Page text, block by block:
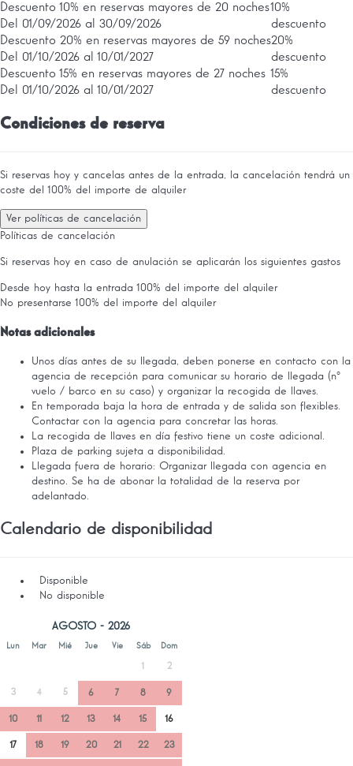
Descuento 10% en reservas mayores de 20 noches
Del 01/09/2026 al 30/09/2026
10%
descuento
Descuento 20% en reservas mayores de 59 noches
Del 01/10/2026 al 10/01/2027
20%
descuento
Descuento 15% en reservas mayores de 27 noches
Del 01/10/2026 al 10/01/2027
15%
descuento
Condiciones de reserva
Si reservas hoy y cancelas antes de la entrada, la cancelación tendrá un
coste del 100% del importe de alquiler
Ver políticas de cancelación
Políticas de cancelación
Si reservas hoy en caso de anulación se aplicarán los siguientes gastos
Desde hoy hasta la entrada 100% del importe del alquiler
No presentarse 100% del importe del alquiler
Notas adicionales
Unos días antes de su llegada, deben ponerse en contacto con la
agencia de recepción para comunicar su horario de llegada (nº
vuelo / barco en su caso) y organizar la recogida de llaves.
En temporada baja la hora de entrada y de salida son flexibles.
Contactar con la agencia para concretar las horas.
La recogida de llaves en día festivo tiene un coste adicional.
Plaza de parking sujeta a disponibilidad.
Llegada fuera de horario: Organizar llegada con agencia en
destino. Se ha de abonar la totalidad de la reserva por
adelantado.
Calendario de disponibilidad
Disponible
No disponible
AGOSTO - 2026
Lun Mar Mié Jue Vie Sáb Dom
1 2
3 4 5 6 7 8 9
10 11 12 13 14 15 16
17 18 19 20 21 22 23